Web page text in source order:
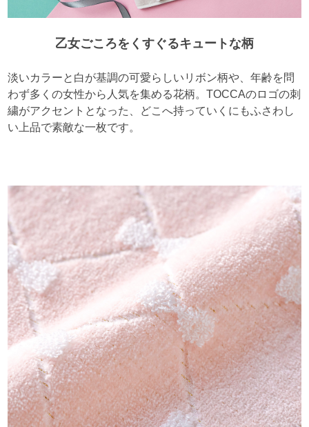
乙女ごころをくすぐるキュートな柄
淡いカラーと白が基調の可愛らしいリボン柄や、年齢を問
わず多くの女性から人気を集める花柄。TOCCAのロゴの刺
繍がアクセントとなった、どこへ持っていくにもふさわし
い上品で素敵な一枚です。